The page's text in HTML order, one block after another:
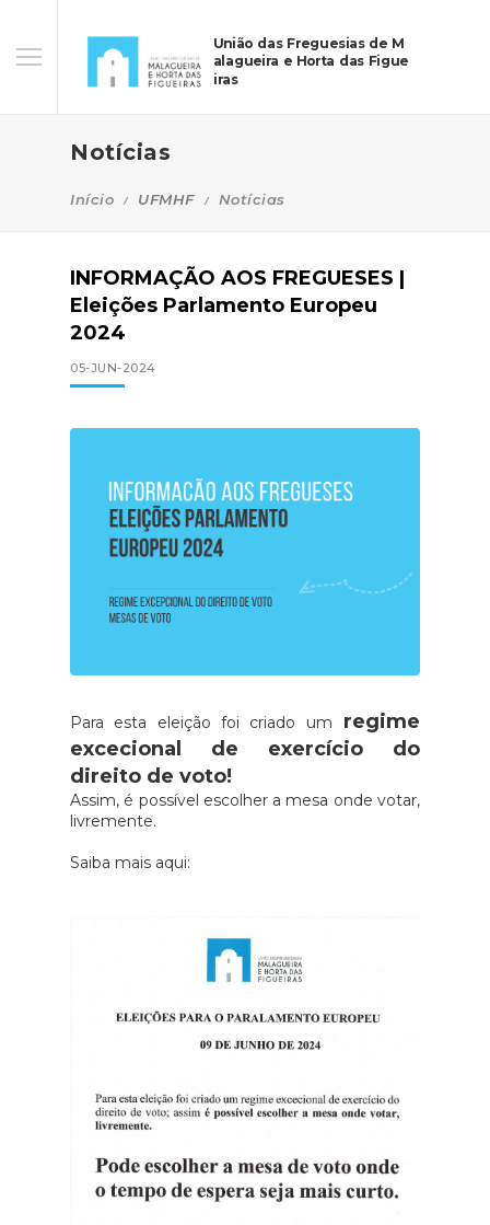
União das Freguesias de M
alagueira e Horta das Figue
iras
Notícias
Início UFMHF Notícias
INFORMAÇÃO AOS FREGUESES |
Eleições Parlamento Europeu
2024
05-JUN-2024
Para esta eleição foi criado um
regime
excecional de exercício do
direito de voto!
Assim, é possível escolher a mesa onde votar,
livremente.
Saiba mais aqui: